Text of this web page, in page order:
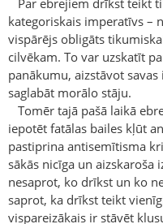
Par ebrejiem drīkst teikt
kategoriskais imperatīvs –
vispārējs obligāts
cilvēkam. To var uzskatīt
panākumu, aizstāvot
saglabāt morālo stāju.
Tomēr tajā pašā laikā
iepotēt fatālas bailes kļūt
pastiprina antisemītisma
sākās nicīga un aizskaroša
nesaprot, ko drīkst un ko
saprot, ka drīkst teikt
vispareizākais ir stāvēt